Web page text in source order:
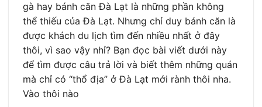
gà hay bánh căn Đà Lạt là những phần không
thể thiếu của Đà Lạt. Nhưng chỉ duy bánh căn là
được khách du lịch tìm đến nhiều nhất ở đây
thôi, vì sao vậy nhỉ? Bạn đọc bài viết dưới này
để tìm được câu trả lời và biết thêm những quán
mà chỉ có “thổ địa” ở Đà Lạt mới rành thôi nha.
Vào thôi nào